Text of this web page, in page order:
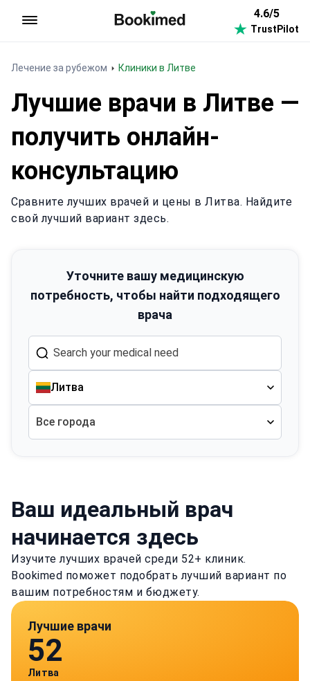
4.6/5
TrustPilot
Лечение за рубежом Клиники в Литве
Лучшие врачи в Литве —
получить онлайн-
консультацию
Сравните лучших врачей и цены в Литва. Найдите
свой лучший вариант здесь.
Уточните вашу медицинскую
потребность, чтобы найти подходящего
врача
Литва
Все города
Ваш идеальный врач
начинается здесь
Изучите лучших врачей среди 52+ клиник.
Bookimed поможет подобрать лучший вариант по
вашим потребностям и бюджету.
Лучшие врачи
52
Литва